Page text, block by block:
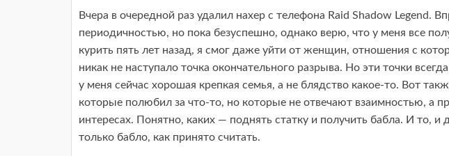
Вчера в очередной раз удалил нахер с телефона Raid Shadow Legend.
периодичностью, но пока безуспешно, однако верю, что у меня все
курить пять лет назад, я смог даже уйти от женщин, отношения с
никак не наступало точка окончательного разрыва. Но эти точки
у меня сейчас хорошая крепкая семья, а не блядство какое-то. Вот
которые полюбил за что-то, но которые не отвечают взаимностью, а
интересах. Понятно, каких — поднять статку и получить бабла. И то,
только бабло, как принято считать.